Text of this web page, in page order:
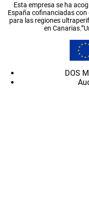
Esta empresa se ha
España cofinanciadas con
para las regiones
en
DOS